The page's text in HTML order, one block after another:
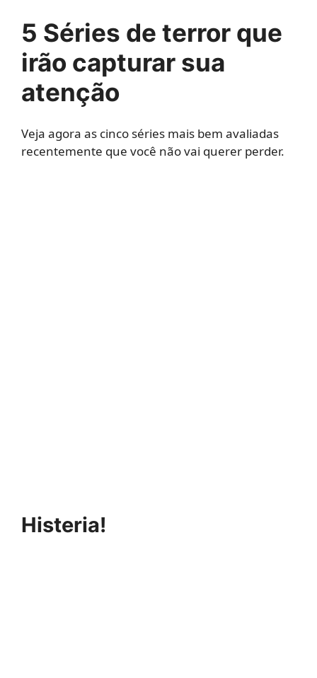
5 Séries de terror que
irão capturar sua
atenção
Veja agora as cinco séries mais bem avaliadas
recentemente que você não vai querer perder.
Histeria!